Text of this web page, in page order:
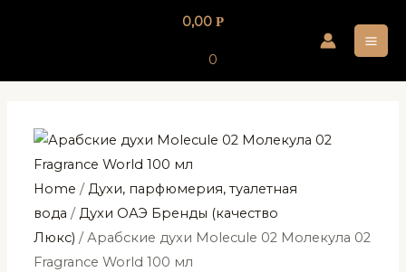
0,00 Р
0
Home /Духи, парфюмерия, туалетная
вода /Духи ОАЭ Бренды (качество
Люкс) / Арабские духи Molecule 02 Молекула 02
Fragrance World 100 мл